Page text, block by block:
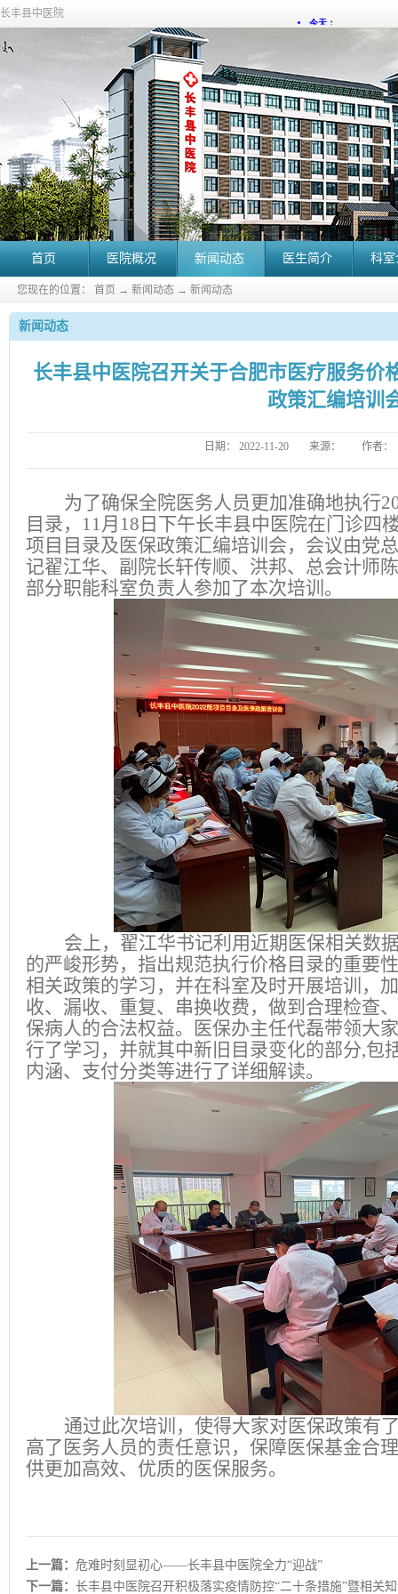
长丰县中医院
首页 医院概况 新闻动态 医生简介 科
您现在的位置： 首页 → 新闻动态 → 新闻动态
新闻动态
长丰县中医院召开关于合肥市医疗服务价
政策汇编培训
日期： 2022-11-20 来源： 作者：
为了确保全院医务人员更加准确地执行
目录，11月18日下午长丰县中医院在门诊四
项目目录及医保政策汇编培训会，会议由党
记翟江华、副院长轩传顺、洪邦、总会计师
部分职能科室负责人参加了本次培训。
会上，翟江华书记利用近期医保相关数
的严峻形势，指出规范执行价格目录的重要
相关政策的学习，并在科室及时开展培训，
收、漏收、重复、串换收费，做到合理检查
保病人的合法权益。医保办主任代磊带领大
行了学习，并就其中新旧目录变化的部分,包
内涵、支付分类等进行了详细解读。
通过此次培训，使得大家对医保政策有
高了医务人员的责任意识，保障医保基金合
供更加高效、优质的医保服务。
上一篇：危难时刻显初心——长丰县中医院全力“迎战”
下一篇：长丰县中医院召开积极落实疫情防控“二十条措施”暨相关